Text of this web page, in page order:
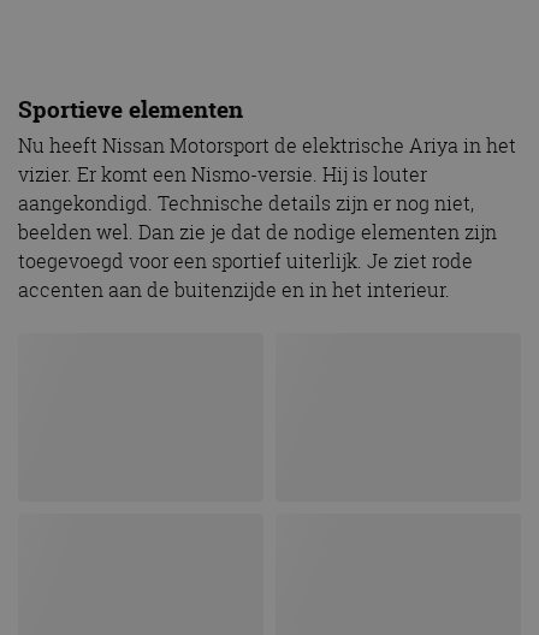
Sportieve elementen
Nu heeft Nissan Motorsport de elektrische Ariya in het
vizier. Er komt een Nismo-versie. Hij is louter
aangekondigd. Technische details zijn er nog niet,
beelden wel. Dan zie je dat de nodige elementen zijn
toegevoegd voor een sportief uiterlijk. Je ziet rode
accenten aan de buitenzijde en in het interieur.